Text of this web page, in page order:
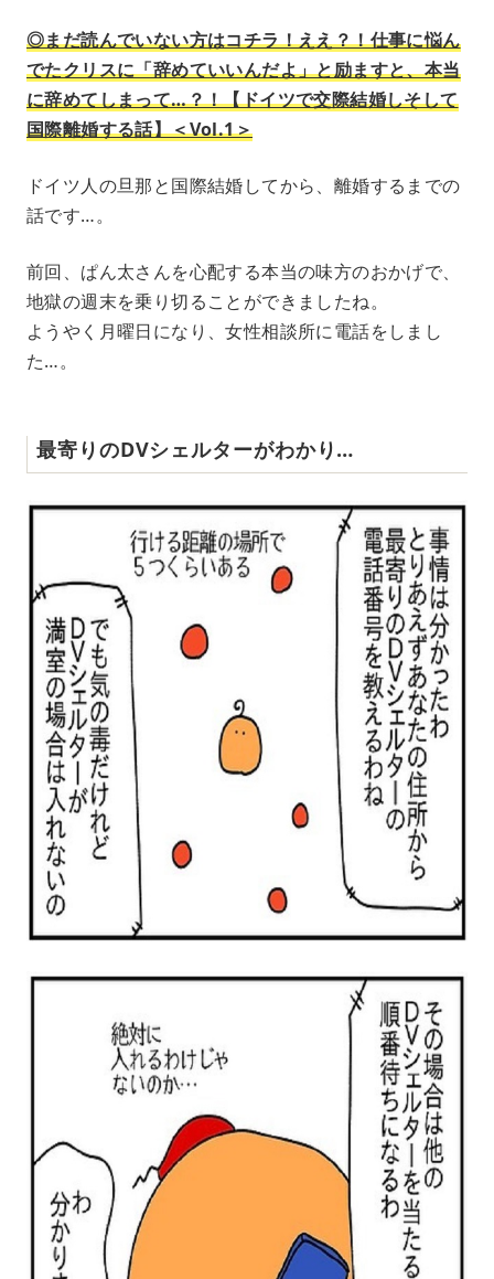
◎まだ読んでいない方はコチラ！ええ？！仕事に悩ん
でたクリスに「辞めていいんだよ」と励ますと、本当
に辞めてしまって…？！【ドイツで交際結婚しそして
国際離婚する話】＜Vol.1＞
ドイツ人の旦那と国際結婚してから、離婚するまでの
話です…。
前回、ぱん太さんを心配する本当の味方のおかげで、
地獄の週末を乗り切ることができましたね。
ようやく月曜日になり、女性相談所に電話をしまし
た…。
最寄りのDVシェルターがわかり…